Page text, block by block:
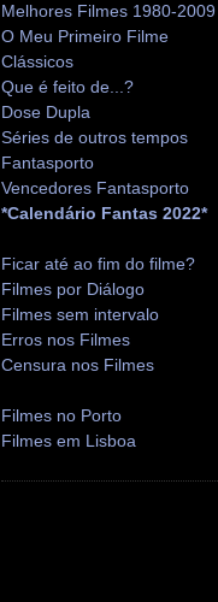
Melhores Filmes 1980-2009
O Meu Primeiro Filme
Clássicos
Que é feito de...?
Dose Dupla
Séries de outros tempos
Fantasporto
Vencedores Fantasporto
*Calendário Fantas 2022*
Ficar até ao fim do filme?
Filmes por Diálogo
Filmes sem intervalo
Erros nos Filmes
Censura nos Filmes
Filmes no Porto
Filmes em Lisboa